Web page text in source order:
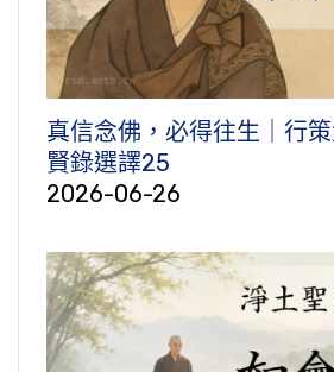
真信念佛，必得往生｜行
賢錄選譯25
2026-06-26